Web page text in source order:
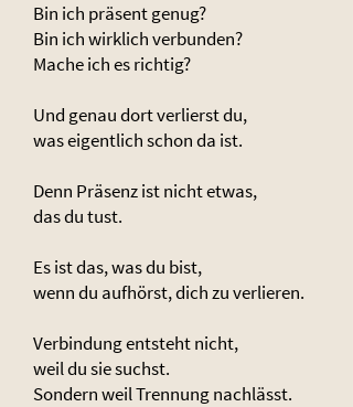
Bin ich präsent genug?
Bin ich wirklich verbunden?
Mache ich es richtig?
Und genau dort verlierst du,
was eigentlich schon da ist.
Denn Präsenz ist nicht etwas,
das du tust.
Es ist das, was du bist,
wenn du aufhörst, dich zu verlieren.
Verbindung entsteht nicht,
weil du sie suchst.
Sondern weil Trennung nachlässt.